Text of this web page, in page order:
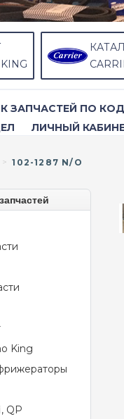
ЗАПЧАСТЕЙ ПО
ЛИЧНЫЙ
102-1287 N/O
King
QP